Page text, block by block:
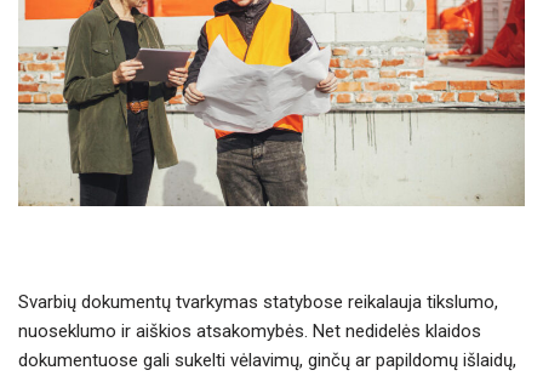
Svarbių dokumentų tvarkymas statybose reikalauja tikslumo,
nuoseklumo ir aiškios atsakomybės. Net nedidelės klaidos
dokumentuose gali sukelti vėlavimų, ginčų ar papildomų išlaidų,